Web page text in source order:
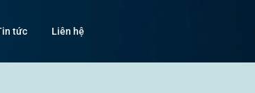
tức Liên hệ